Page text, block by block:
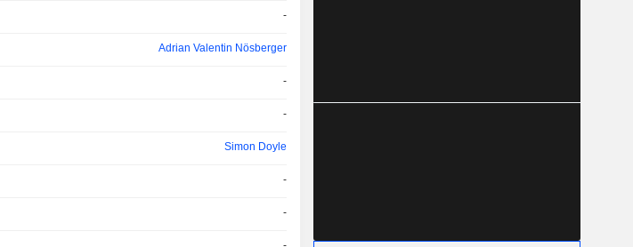
-
Adrian Valentin Nösberger
-
-
Simon Doyle
-
-